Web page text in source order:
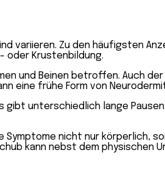
variieren. Zu den häufigsten
oder Krustenbildung.
und Beinen betroffen. Auch
eine frühe Form von
gibt unterschiedlich lange
Symptome nicht nur körperlich,
kann nebst dem physischen